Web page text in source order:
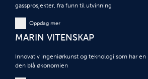
gassprosjekter, fra funn til utvinning
Oppdag mer
MARIN VITENSKAP
Innovativ ingeniørkunst og teknologi som har
den blå økonomien